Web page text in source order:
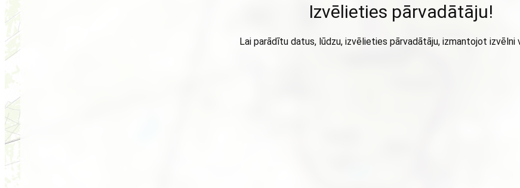
Izvēlieties pārvadātāju!
Lai parādītu datus, lūdzu, izvēlieties pārvadātāju, izmantojot izvēlni